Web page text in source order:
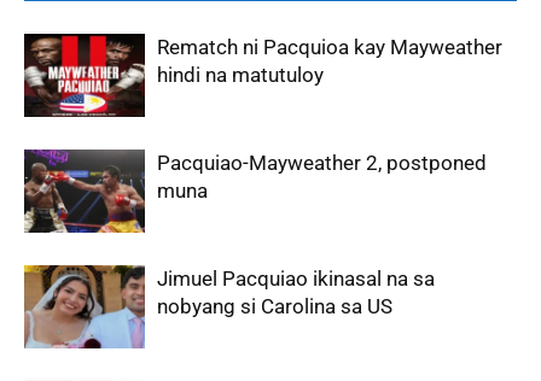
Rematch ni Pacquioa kay Mayweather
hindi na matutuloy
Pacquiao-Mayweather 2, postponed
muna
Jimuel Pacquiao ikinasal na sa
nobyang si Carolina sa US